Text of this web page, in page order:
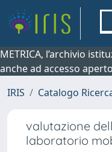
METRICA, l’archivio
anche ad accesso
IRIS
Catalogo
valutazione
laboratorio